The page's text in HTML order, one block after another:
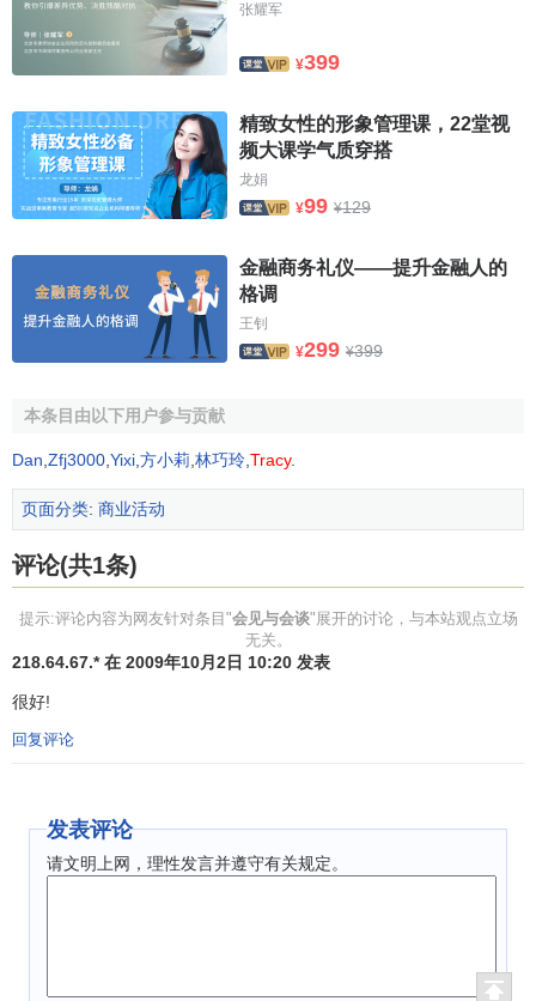
会见与会谈的会场的座位安排
范性和对来访者的尊重。会见与会谈场地布置的原则是一致
的。只是由于规格不同，参加的人数不同，持续的时间不同
而略有差别。通常会见要简单些。
会见的座位安排有多种形式，有分宾主各坐一方的，有
宾主穿插坐在一起的。但通常的安排是这样的：主宾、主人
席安排在面对正门位置，客人座位在主人右侧，其他客人按
低就座。若是涉外会见，安排译员、记录员坐在主人和主宾
会谈分为双边会谈与多边会谈。双边会谈通常使用长方
形或椭圆形桌子，多边会谈采用圆形或摆成方形。不论什么
形式，均以面对正门为上座。双边会谈时，宾主相对而坐，
以正门为准，主人占背门一侧，客人面向正门。主谈人各自
居中。涉外会谈中，我国习惯把译员安排在主谈人右侧，但
人按礼宾顺序左右排列。记录员可安排在后面，如参加会谈
人数少，也可安排在会谈桌就座。
方，左为主方。多边会谈，座位可摆成圆形、方形等。小范
安排。
会见与会谈的安排程序大体上是一致的。会见一般是礼
张耀军
¥399
精致女性的形象管理课，22堂视
频大课学气质穿搭
龙娟
¥99 ¥129
金融商务礼仪——提升金融人的
格调
王钊
¥299 ¥399
本条目由以下用户参与贡献
Dan Zfj3000 Yixi 方小莉 林巧玲 Tracy.
页面分类: 商业活动
评论(共1条)
提示:评论内容为网友针对条目"会见与会谈"展开的讨论，与本站观点立场
无关。
218.64.67.* 在 2009年10月2日 10:20 发表
很好!
回复评论
发表评论
请文明上网，理性发言并遵守有关规定。